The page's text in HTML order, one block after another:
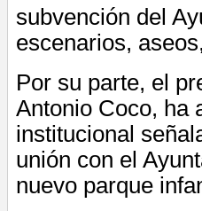
subvención del
escenarios,
Por su parte, el
Antonio Coco, ha
institucional
unión con el
nuevo parque